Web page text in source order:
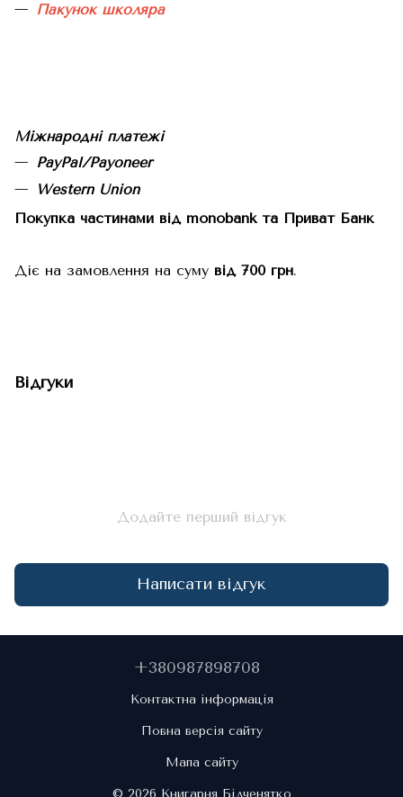
Пакунок школяра
Міжнародні платежі
PayPal/Payoneer
Western Union
Покупка частинами від monobank та Приват Банк
Діє на замовлення на суму від 700 грн.
Відгуки
Додайте перший відгук
Написати відгук
+380987898708
Контактна інформація
Повна версія сайту
Мапа сайту
© 2026 Книгарня Білченятко